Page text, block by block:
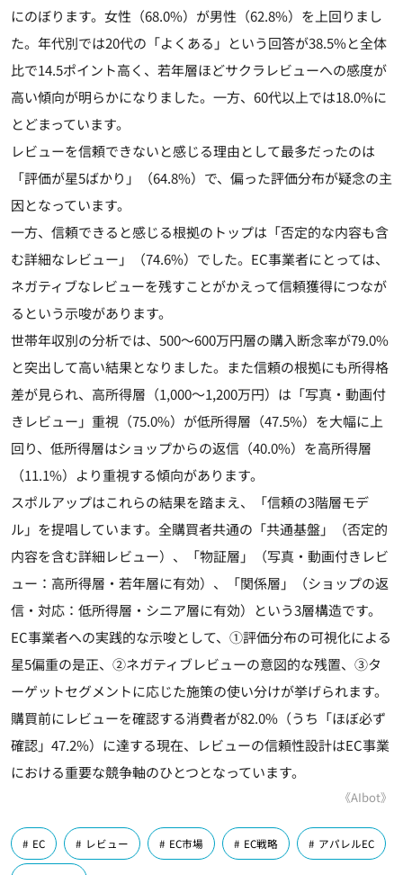
にのぼります。女性（68.0%）が男性（62.8%）を上回りまし
た。年代別では20代の「よくある」という回答が38.5%と全体
比で14.5ポイント高く、若年層ほどサクラレビューへの感度が
高い傾向が明らかになりました。一方、60代以上では18.0%に
とどまっています。
レビューを信頼できないと感じる理由として最多だったのは
「評価が星5ばかり」（64.8%）で、偏った評価分布が疑念の主
因となっています。
一方、信頼できると感じる根拠のトップは「否定的な内容も含
む詳細なレビュー」（74.6%）でした。EC事業者にとっては、
ネガティブなレビューを残すことがかえって信頼獲得につなが
るという示唆があります。
世帯年収別の分析では、500～600万円層の購入断念率が79.0%
と突出して高い結果となりました。また信頼の根拠にも所得格
差が見られ、高所得層（1,000～1,200万円）は「写真・動画付
きレビュー」重視（75.0%）が低所得層（47.5%）を大幅に上
回り、低所得層はショップからの返信（40.0%）を高所得層
（11.1%）より重視する傾向があります。
スポルアップはこれらの結果を踏まえ、「信頼の3階層モデ
ル」を提唱しています。全購買者共通の「共通基盤」（否定的
内容を含む詳細レビュー）、「物証層」（写真・動画付きレビ
ュー：高所得層・若年層に有効）、「関係層」（ショップの返
信・対応：低所得層・シニア層に有効）という3層構造です。
EC事業者への実践的な示唆として、①評価分布の可視化による
星5偏重の是正、②ネガティブレビューの意図的な残置、③タ
ーゲットセグメントに応じた施策の使い分けが挙げられます。
購買前にレビューを確認する消費者が82.0%（うち「ほぼ必ず
確認」47.2%）に達する現在、レビューの信頼性設計はEC事業
における重要な競争軸のひとつとなっています。
《AIbot》
EC レビュー EC市場 EC戦略 アパレルEC